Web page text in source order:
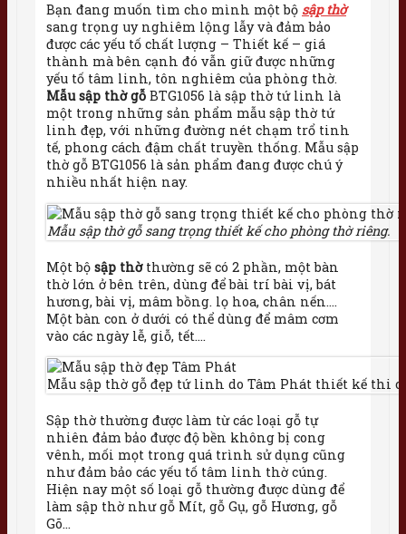
Bạn đang muốn tìm cho mình một bộ sập thờ
sang trọng uy nghiêm lộng lẫy và đảm bảo
được các yếu tố chất lượng – Thiết kế – giá
thành mà bên cạnh đó vẫn giữ được những
yếu tố tâm linh, tôn nghiêm của phòng thờ.
Mẫu sập thờ gỗ BTG1056 là sập thờ tứ linh là
một trong những sản phẩm mẫu sập thờ tứ
linh đẹp, với những đường nét chạm trổ tinh
tế, phong cách đậm chất truyền thống. Mẫu sập
thờ gỗ BTG1056 là sản phẩm đang được chú ý
nhiều nhất hiện nay.
Mẫu sập thờ gỗ sang trọng thiết kế cho phòng thờ riêng.
Một bộ sập thờthường sẽ có 2 phần, một bàn
thờ lớn ở bên trên, dùng để bài trí bài vị, bát
hương, bài vị, mâm bồng. lọ hoa, chân nến….
Một bàn con ở dưới có thể dùng để mâm cơm
vào các ngày lễ, giỗ, tết….
Mẫu sập thờ gỗ đẹp tứ linh do Tâm Phát thiết kế thi
Sập thờ thường được làm từ các loại gỗ tự
nhiên đảm bảo được độ bền không bị cong
vênh, mối mọt trong quá trình sử dụng cũng
như đảm bảo các yếu tố tâm linh thờ cúng.
Hiện nay một số loại gỗ thường được dùng để
làm sập thờ như gỗ Mít, gỗ Gụ, gỗ Hương, gỗ
Gõ…